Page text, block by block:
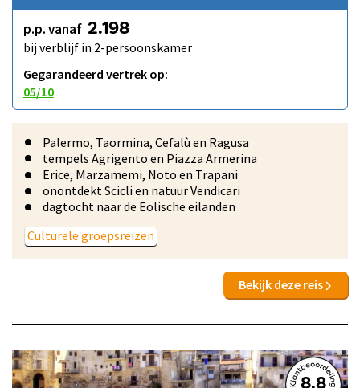
p.p. vanaf 2.198
bij verblijf in 2-persoonskamer
Gegarandeerd vertrek op:
05/10
Palermo, Taormina, Cefalù en Ragusa
tempels Agrigento en Piazza Armerina
Erice, Marzamemi, Noto en Trapani
onontdekt Scicli en natuur Vendicari
dagtocht naar de Eolische eilanden
Culturele groepsreizen
Bekijk deze reis
8.8